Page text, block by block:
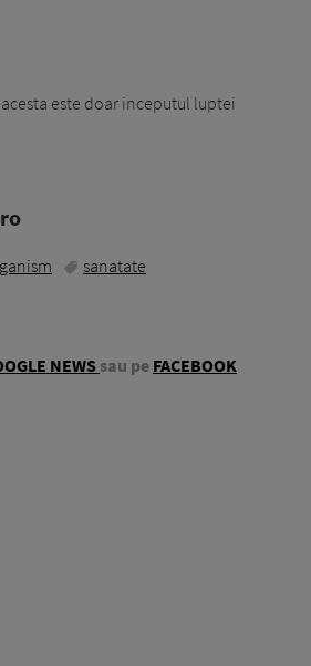
este doar inceputul luptei
sanatate
NEWSsau pe FACEBOOK